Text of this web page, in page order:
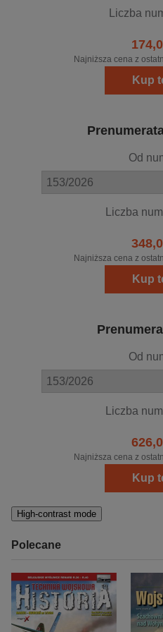
Liczba
Najniższa cena z
Kup
Od
Liczba
Najniższa cena z
Kup
Od
Liczba
Najniższa cena z
Kup
High-contrast mode
Polecane